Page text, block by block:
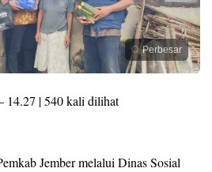
Perbesar
14.27 | 540 kali dilihat
Jember melalui Dinas Sosial